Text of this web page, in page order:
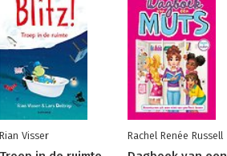
Rian Visser Rachel Renée Russell